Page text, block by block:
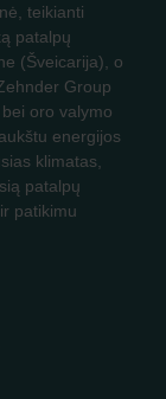
teikianti
patalpų
(Šveicarija), o
Group
oro valymo
energijos
klimatas,
patalpų
patikimu